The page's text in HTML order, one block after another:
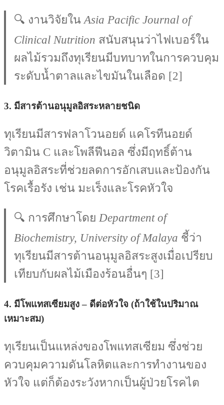
🔍 งานวิจัยใน Asia Pacific Journal of
Clinical Nutrition สนับสนุนว่าไฟเบอร์ใน
ผลไม้รวมถึงทุเรียนมีบทบาทในการควบคุม
ระดับน้ำตาลและไขมันในเลือด [2]
3. มีสารต้านอนุมูลอิสระหลายชนิด
ทุเรียนมีสารฟลาโวนอยด์ แคโรทีนอยด์
วิตามิน C และโพลีฟีนอล ซึ่งมีฤทธิ์ต้าน
อนุมูลอิสระที่ช่วยลดการอักเสบและป้องกัน
โรคเรื้อรัง เช่น มะเร็งและโรคหัวใจ
🔍 การศึกษาโดย Department of
Biochemistry, University of Malaya ชี้ว่า
ทุเรียนมีสารต้านอนุมูลอิสระสูงเมื่อเปรียบ
เทียบกับผลไม้เมืองร้อนอื่นๆ [3]
4. มีโพแทสเซียมสูง – ดีต่อหัวใจ (ถ้าใช้ในปริมาณ
เหมาะสม)
ทุเรียนเป็นแหล่งของโพแทสเซียม ซึ่งช่วย
ควบคุมความดันโลหิตและการทำงานของ
หัวใจ แต่ก็ต้องระวังหากเป็นผู้ป่วยโรคไต